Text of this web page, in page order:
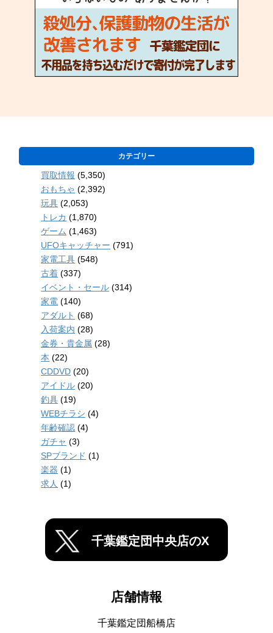
カテゴリー
買取情報 (5,350)
おもちゃ (2,392)
玩具 (2,053)
トレカ (1,870)
ゲーム (1,463)
UFOキャッチャー (791)
家電工具 (548)
古着 (337)
イベント・セール (314)
家電 (140)
アダルト (68)
入荷案内 (28)
金券・貴金属 (28)
本 (22)
CDDVD (20)
アイドル (20)
釣具 (19)
WEBチラシ (4)
年齢確認 (4)
ガチャ (3)
SPブランド (1)
楽器 (1)
求人 (1)
千葉鑑定団中央店のX
店舗情報
千葉鑑定団船橋店